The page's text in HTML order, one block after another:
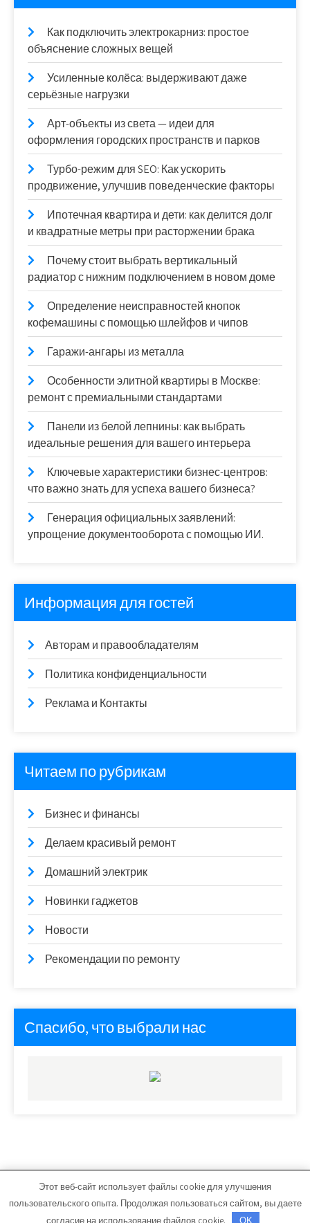
Как подключить электрокарниз: простое
объяснение сложных вещей
Усиленные колёса: выдерживают даже
серьёзные нагрузки
Арт-объекты из света — идеи для
оформления городских пространств и парков
Турбо-режим для SEO: Как ускорить
продвижение, улучшив поведенческие факторы
Ипотечная квартира и дети: как делится долг
и квадратные метры при расторжении брака
Почему стоит выбрать вертикальный
радиатор с нижним подключением в новом доме
Определение неисправностей кнопок
кофемашины с помощью шлейфов и чипов
Гаражи-ангары из металла
Особенности элитной квартиры в Москве:
ремонт с премиальными стандартами
Панели из белой лепнины: как выбрать
идеальные решения для вашего интерьера
Ключевые характеристики бизнес-центров:
что важно знать для успеха вашего бизнеса?
Генерация официальных заявлений:
упрощение документооборота с помощью ИИ.
Информация для гостей
Авторам и правообладателям
Политика конфиденциальности
Реклама и Контакты
Читаем по рубрикам
Бизнес и финансы
Делаем красивый ремонт
Домашний электрик
Новинки гаджетов
Новости
Рекомендации по ремонту
Спасибо, что выбрали нас
ars-master.ru - Работает на WordPress
Тема от Grace Themes
Этот веб-сайт использует файлы cookie для улучшения
пользовательского опыта. Продолжая пользоваться сайтом, вы даете
согласие на использование файлов cookie.
OK